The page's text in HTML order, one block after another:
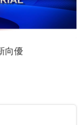
新向優